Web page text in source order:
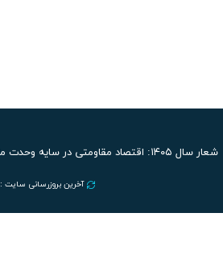
شعار سال ۱۴۰۵: اقتصاد مقاومتی در سایه وحدت ملی و امنیت ملی
آخرین بروزرسانی سایت : 1405/05/14 12:50